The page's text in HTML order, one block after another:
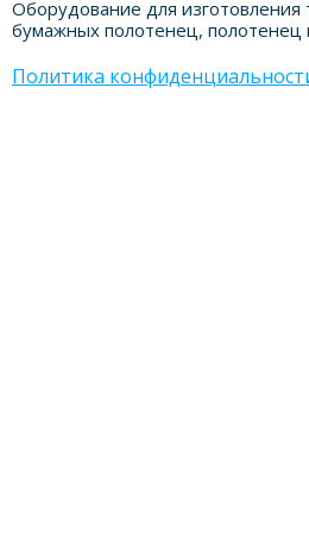
Оборудование для изготовления
бумажных полотенец, полотенец
Политика